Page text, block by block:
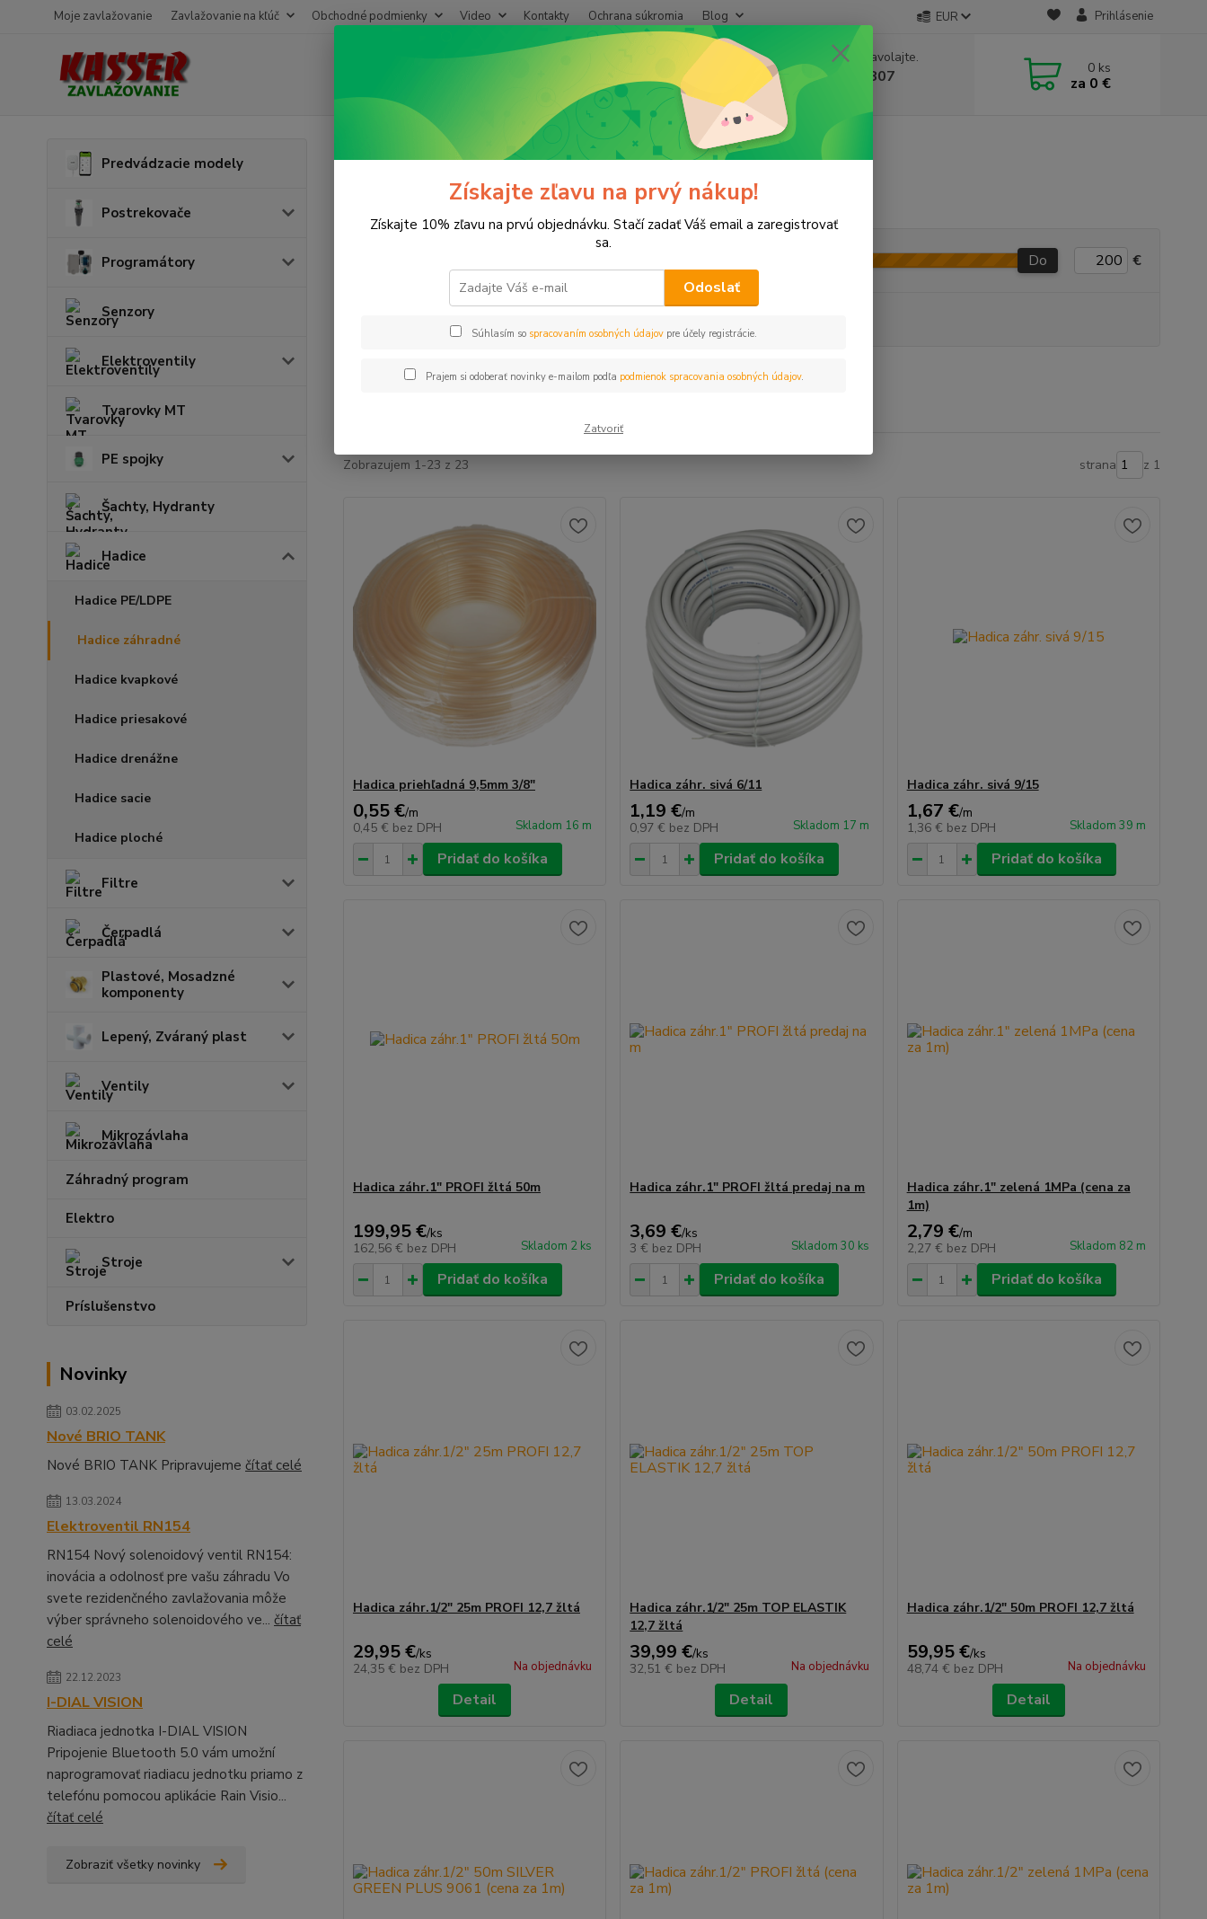
Moje zavlažovanie Zavlažovanie na kľúč Obchodné podmienky Video Kontakty Ochrana súkromia Blog EUR Prihlásenie
Neviete si rady? Zavolajte.
+421 911 131 807
(Po-Pia, 8-17 hod.)
0 ks
za 0 €
Predvádzacie modely
Postrekovače
Programátory
Senzory
Elektroventily
Tvarovky MT
PE spojky
Šachty, Hydranty
Hadice
Hadice PE/LDPE
Hadice záhradné
Hadice kvapkové
Hadice priesakové
Hadice drenážne
Hadice sacie
Hadice ploché
Filtre
Čerpadlá
Plastové, Mosadzné
komponenty
Lepený, Zváraný plast
Ventily
Mikrozávlaha
Záhradný program
Elektro
Stroje
Príslušenstvo
Novinky
03.02.2025
Nové BRIO TANK
Nové BRIO TANK Pripravujeme čítať celé
13.03.2024
Elektroventil RN154
RN154 Nový solenoidový ventil RN154:
inovácia a odolnosť pre vašu záhradu Vo
svete rezidenčného zavlažovania môže
výber správneho solenoidového ve... čítať
celé
22.12.2023
I-DIAL VISION
Riadiaca jednotka I-DIAL VISION
Pripojenie Bluetooth 5.0 vám umožní
naprogramovať riadiacu jednotku priamo z
telefónu pomocou aplikácie Rain Visio...
čítať celé
Zobraziť všetky novinky
Hadice záhradné
Hadice záhradné
Do €
Zobrazujem 1-23 z 23 strana z 1
Hadica priehľadná 9,5mm 3/8"
0,55 €/m
0,45 € bez DPH Skladom 16 m
Pridať do košíka
Hadica záhr. sivá 6/11
1,19 €/m
0,97 € bez DPH Skladom 17 m
Pridať do košíka
Hadica záhr. sivá 9/15
1,67 €/m
1,36 € bez DPH Skladom 39 m
Pridať do košíka
Hadica záhr.1" PROFI žltá 50m
199,95 €/ks
162,56 € bez DPH Skladom 2 ks
Pridať do košíka
Hadica záhr.1" PROFI žltá predaj na m
3,69 €/ks
3 € bez DPH Skladom 30 ks
Pridať do košíka
Hadica záhr.1" zelená 1MPa (cena za
1m)
2,79 €/m
2,27 € bez DPH Skladom 82 m
Pridať do košíka
Hadica záhr.1/2" 25m PROFI 12,7 žltá
29,95 €/ks
24,35 € bez DPH Na objednávku
Detail
Hadica záhr.1/2" 25m TOP ELASTIK
12,7 žltá
39,99 €/ks
32,51 € bez DPH Na objednávku
Detail
Hadica záhr.1/2" 50m PROFI 12,7 žltá
59,95 €/ks
48,74 € bez DPH Na objednávku
Detail
Získajte zľavu na prvý nákup!
Získajte 10% zľavu na prvú objednávku. Stačí zadať Váš email a zaregistrovať
sa.
Odoslať
Súhlasím so spracovaním osobných údajov pre účely registrácie.
Prajem si odoberať novinky e-mailom podľa podmienok spracovania osobných údajov.
Zatvoriť